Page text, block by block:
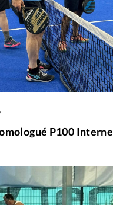
P100 Interne